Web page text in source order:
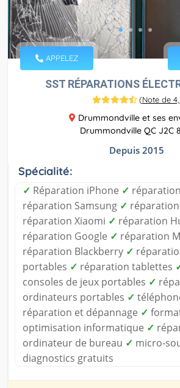
APPELEZ
SST RÉPARATIONS
(Note de
Drummondville et ses
Drummondville QC J2C
Depuis 2015
Spécialité:
✓ Réparation iPhone ✓
réparation Samsung ✓ réparation
réparation Xiaomi ✓ réparation
réparation Google ✓ réparation
réparation Blackberry ✓
portables ✓ réparation tablettes
consoles de jeux portables ✓
ordinateurs portables ✓
réparation et dépannage ✓
optimisation informatique ✓
ordinateur de bureau ✓ micro-
diagnostics gratuits